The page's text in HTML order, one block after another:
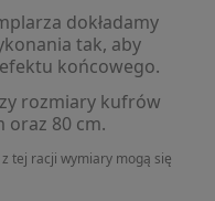
dokładamy
tak, aby
końcowego.
rozmiary kufrów
oraz 80 cm.
tej racji wymiary mogą się